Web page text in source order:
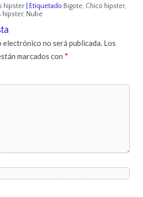
hipster |Etiquetado Bigote, Chico hipster,
hipster, Nube
electrónico no será publicada. Los
marcados con*